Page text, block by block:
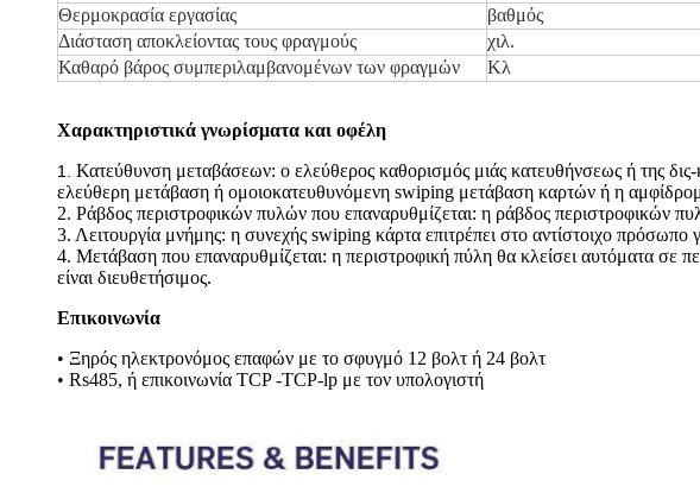
Θερμοκρασία εργασίας
βαθμός
Διάσταση αποκλείοντας τους φραγμούς
χιλ.
Καθαρό βάρος συμπεριλαμβανομένων των φραγμών
Κλ
Χαρακτηριστικά γνωρίσματα και οφέλη
1. Κατεύθυνση μεταβάσεων: ο ελεύθερος καθορισμός μιάς κατευθήνσεως ή της
ελεύθερη μετάβαση ή ομοιοκατευθυνόμενη swiping μετάβαση καρτών ή η
2. Ράβδος περιστροφικών πυλών που επαναρυθμίζεται: η ράβδος περιστροφικών
3. Λειτουργία μνήμης: η συνεχής swiping κάρτα επιτρέπει στο αντίστοιχο πρόσωπο
4. Μετάβαση που επαναρυθμίζεται: η περιστροφική πύλη θα κλείσει αυτόματα σε
είναι διευθετήσιμος.
Επικοινωνία
• Ξηρός ηλεκτρονόμος επαφών με το σφυγμό 12 βολτ ή 24 βολτ
• Rs485, ή επικοινωνία TCP -TCP-lp με τον υπολογιστή